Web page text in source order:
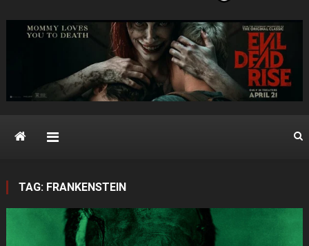
Cine Terror
TAG: FRANKENSTEIN